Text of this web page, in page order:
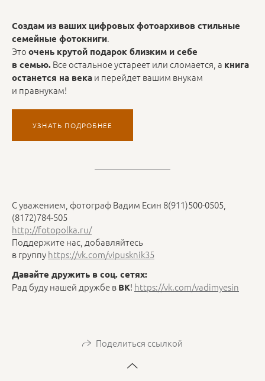
Создам из ваших цифровых фотоархивов стильные
семейные фотокниги.
Это очень крутой подарок близким и себе
в семью. Все остальное устареет или сломается, а книга
останется на века и перейдет вашим внукам
и правнукам!
УЗНАТЬ ПОДРОБНЕЕ
С уважением, фотограф Вадим Есин 8(911)500-0505,
(8172)784-505
http://fotopolka.ru/
Поддержите нас, добавляйтесь
в группуhttps://vk.com/vipusknik35
Давайте дружить в соц. сетях:
Рад буду нашей дружбе в ВК! https://vk.com/vadimyesin
Поделиться ссылкой